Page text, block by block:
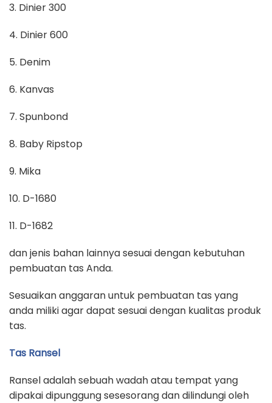
3. Dinier 300
4. Dinier 600
5. Denim
6. Kanvas
7. Spunbond
8. Baby Ripstop
9. Mika
10. D-1680
11. D-1682
dan jenis bahan lainnya sesuai dengan kebutuhan
pembuatan tas Anda.
Sesuaikan anggaran untuk pembuatan tas yang
anda miliki agar dapat sesuai dengan kualitas produk
tas.
Tas Ransel
Ransel adalah sebuah wadah atau tempat yang
dipakai dipunggung sesesorang dan dilindungi oleh